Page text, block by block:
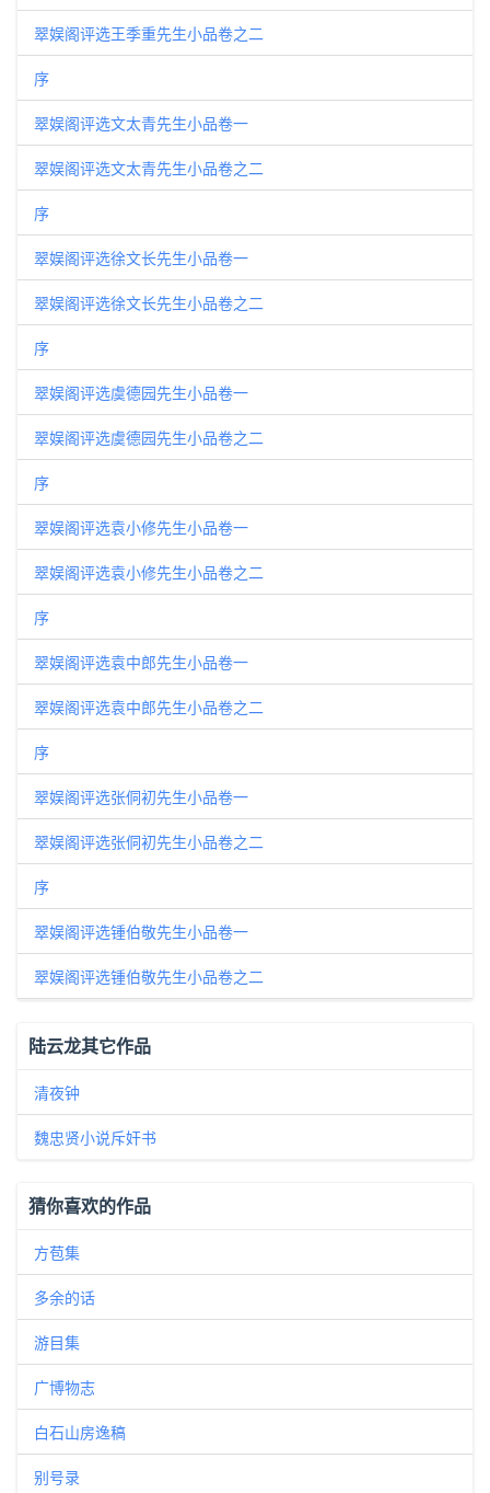
翠娱阁评选王季重先生小品卷之二
序
翠娱阁评选文太青先生小品卷一
翠娱阁评选文太青先生小品卷之二
序
翠娱阁评选徐文长先生小品卷一
翠娱阁评选徐文长先生小品卷之二
序
翠娱阁评选虞德园先生小品卷一
翠娱阁评选虞德园先生小品卷之二
序
翠娱阁评选袁小修先生小品卷一
翠娱阁评选袁小修先生小品卷之二
序
翠娱阁评选袁中郎先生小品卷一
翠娱阁评选袁中郎先生小品卷之二
序
翠娱阁评选张侗初先生小品卷一
翠娱阁评选张侗初先生小品卷之二
序
翠娱阁评选锺伯敬先生小品卷一
翠娱阁评选锺伯敬先生小品卷之二
陆云龙其它作品
清夜钟
魏忠贤小说斥奸书
猜你喜欢的作品
方苞集
多余的话
游目集
广博物志
白石山房逸稿
别号录